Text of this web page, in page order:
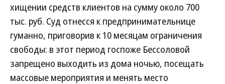
хищении средств клиентов на сумму около 700
тыс. руб. Суд отнесся к предпринимательнице
гуманно, приговорив к 10 месяцам ограничения
свободы: в этот период госпоже Бессоловой
запрещено выходить из дома ночью, посещать
массовые мероприятия и менять место